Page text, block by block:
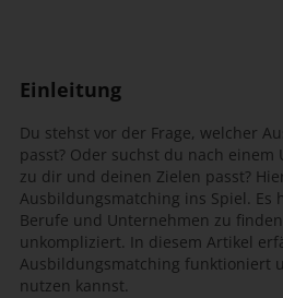
Einleitung
Du stehst vor der Frage, welcher
passt? Oder suchst du nach einem
zu dir und deinen Zielen passt?
Ausbildungsmatching ins Spiel. Es
Berufe und Unternehmen zu
unkompliziert. In diesem Artikel
Ausbildungsmatching funktioniert
nutzen kannst.